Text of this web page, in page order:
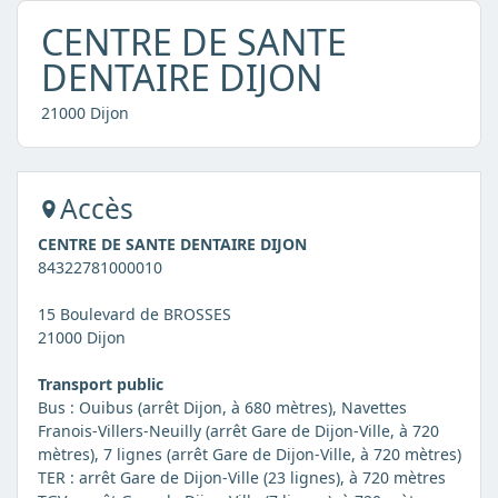
CENTRE DE SANTE
DENTAIRE DIJON
21000 Dijon
Accès
CENTRE DE SANTE DENTAIRE DIJON
84322781000010
15 Boulevard de BROSSES
21000 Dijon
Transport public
Bus : Ouibus (arrêt Dijon, à 680 mètres), Navettes
Franois-Villers-Neuilly (arrêt Gare de Dijon-Ville, à 720
mètres), 7 lignes (arrêt Gare de Dijon-Ville, à 720 mètres)
TER : arrêt Gare de Dijon-Ville (23 lignes), à 720 mètres